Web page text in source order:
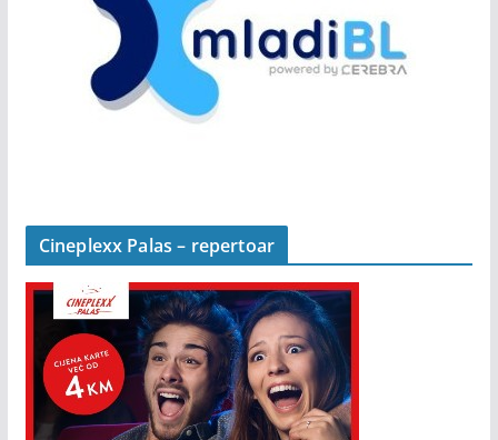
Cineplexx Palas – repertoar